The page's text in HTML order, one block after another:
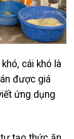
cái khó là
được giá
ứng dụng